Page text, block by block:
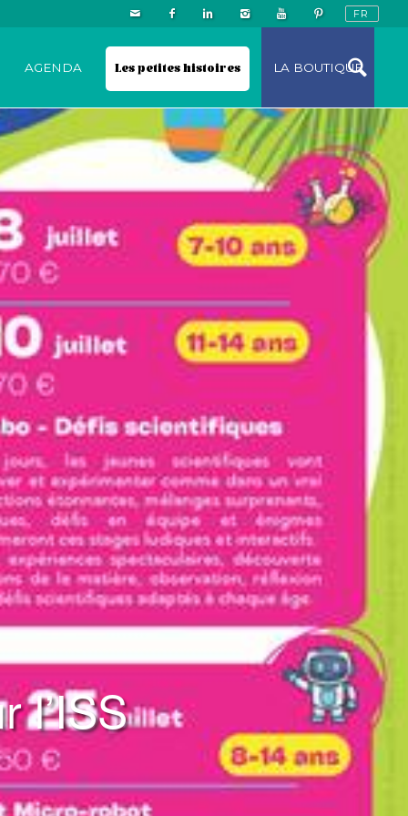
AGENDA Les petites histoires LA BOUTIQUE
l’ISS